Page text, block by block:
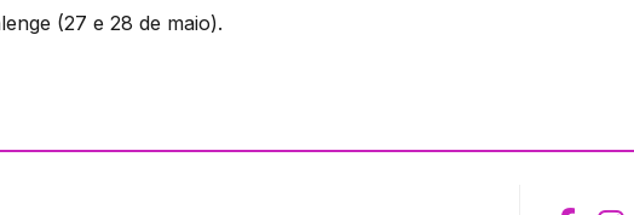
(27 e 28 de maio).